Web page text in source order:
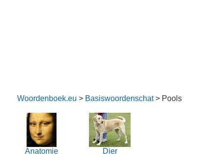
Woordenboek.eu > Basiswoordenschat> Pools
Anatomie Dier